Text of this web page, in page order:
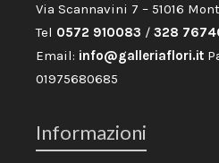
Via Scannavini 7 – 51016
Tel 0572 910083 / 328
Email: info@galleriaflori.it
01975680685
Informazioni